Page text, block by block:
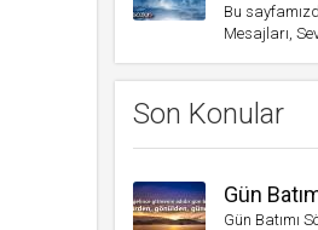
Bu
Mesajları,
Son Konular
Gün
Gün Batımı